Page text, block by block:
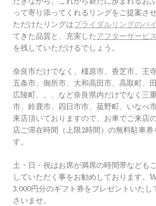
って寄り添ってくれるリングをご提案さ
ただけたリングはブライダルリングのパ
てきた品質と、充実したアフターサービス
を残していただけるでしょう。
奈良市だけでなく、橿原市、香芝市、王
五条市、御所市、大和高田市、高取町、
広陵町、、、など奈良県内だけでなく三
市、鈴鹿市、四日市市、菰野町、いなべ
来店頂いておりますので、お車でご来店
店ご滞在時間（上限2時間）の無料駐車
す。
土・日・祝はお席が満席の時間帯なども
していただく事をお勧めしております。
3,000円分のギフト券をプレゼントいた
さいませ。